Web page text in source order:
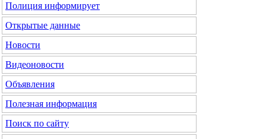
Полиция информирует
Открытые данные
Новости
Видеоновости
Объявления
Полезная информация
Поиск по сайту